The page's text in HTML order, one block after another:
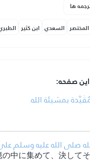
ها
المختصر السعدي ابن كثير
این صفحه:
بمشيئة الله.
صلى الله عليه وسلم
中に集めて、決して